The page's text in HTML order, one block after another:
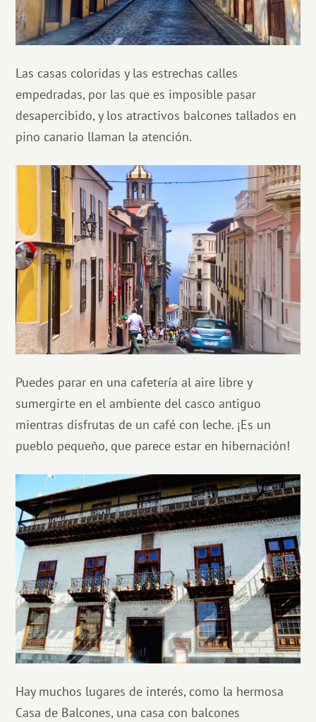
Las casas coloridas y las estrechas calles
empedradas, por las que es imposible pasar
desapercibido, y los atractivos balcones tallados en
pino canario llaman la atención.
Puedes parar en una cafetería al aire libre y
sumergirte en el ambiente del casco antiguo
mientras disfrutas de un café con leche. ¡Es un
pueblo pequeño, que parece estar en hibernación!
Hay muchos lugares de interés, como la hermosa
Casa de Balcones, una casa con balcones